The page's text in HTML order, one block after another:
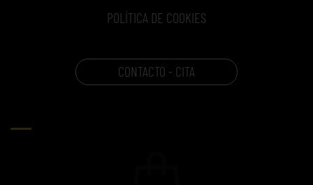
POLÍTICA DE COOKIES
CONTACTO - CITA